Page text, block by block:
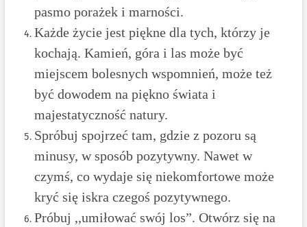
pasmo porażek i marności.
Każde życie jest piękne dla tych, którzy je
kochają. Kamień, góra i las może być
miejscem bolesnych wspomnień, może też
być dowodem na piękno świata i
majestatyczność natury.
Spróbuj spojrzeć tam, gdzie z pozoru są
minusy, w sposób pozytywny. Nawet w
czymś, co wydaje się niekomfortowe może
kryć się iskra czegoś pozytywnego.
Próbuj ,,umiłować swój los”. Otwórz się na